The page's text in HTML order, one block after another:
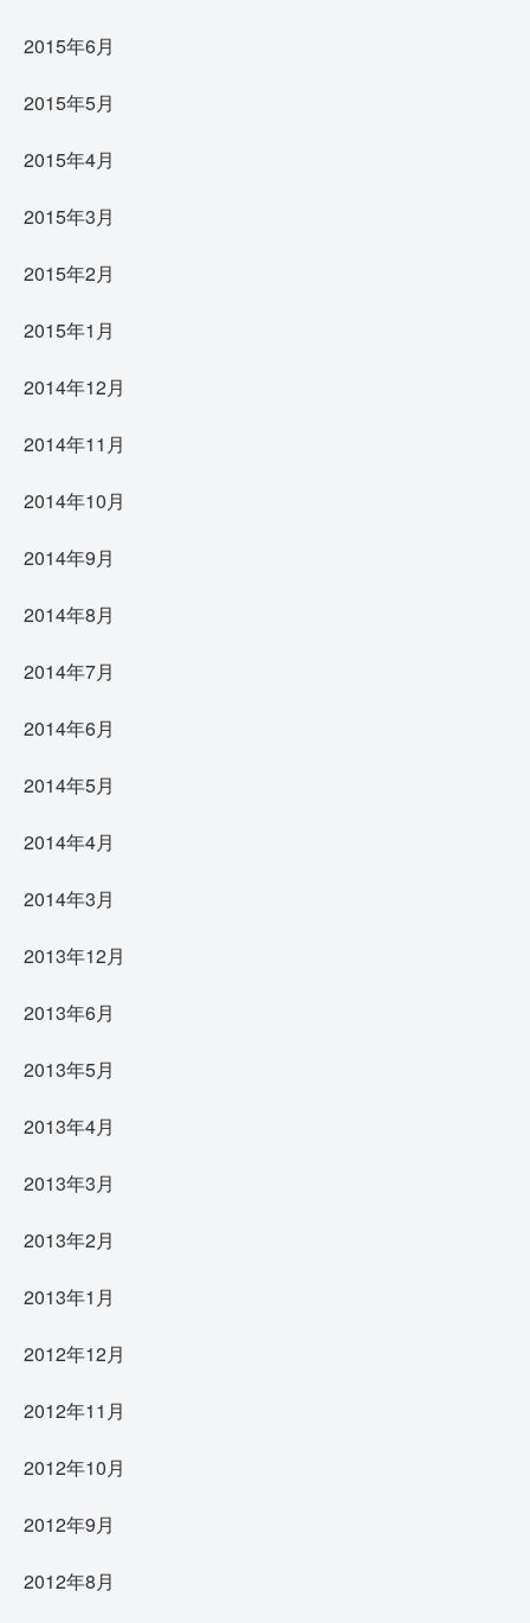
2015年6月
2015年5月
2015年4月
2015年3月
2015年2月
2015年1月
2014年12月
2014年11月
2014年10月
2014年9月
2014年8月
2014年7月
2014年6月
2014年5月
2014年4月
2014年3月
2013年12月
2013年6月
2013年5月
2013年4月
2013年3月
2013年2月
2013年1月
2012年12月
2012年11月
2012年10月
2012年9月
2012年8月